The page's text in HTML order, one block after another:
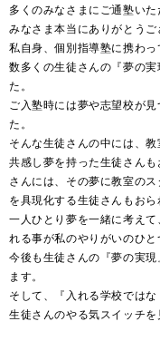
多くのみなさまにご通塾い
みなさま本当にありがとうご
私自身、個別指導塾に携わっ
数多くの生徒さんの『夢の
た。
ご入塾時には夢や志望校が
た。
そんな生徒さんの中には、
共感し夢を持った生徒さん
さんには、その夢に教室の
を具現化する生徒さんもおら
一人ひとり夢を一緒に考え
れる事が私のやりがいのひと
今後も生徒さんの『夢の実
ます。
そして、『入れる学校では
生徒さんのやる気スイッチ